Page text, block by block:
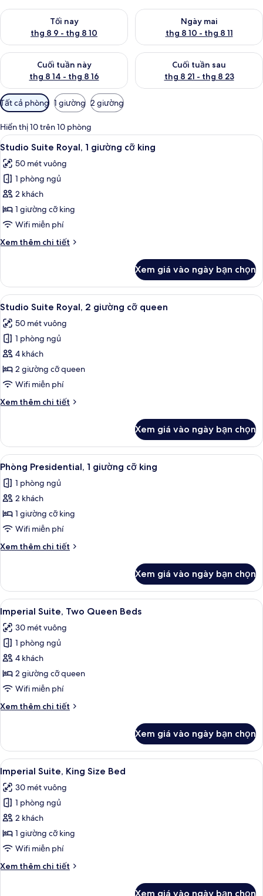
Tối nay
thg 8 9 - thg 8 10
Kiểm tra lượng phòng tối nay từ thg 8 9 - thg 8 10
Ngày mai
thg 8 10 - thg 8 11
Kiểm tra lượng phòng ngày
Cuối tuần này
thg 8 14 - thg 8 16
Kiểm tra lượng phòng cuối tuần này từ thg 8 14 - thg 8 16
Cuối tuần sau
thg 8 21 - thg 8 23
Kiểm tra lượng phòng cuối
Bộ
lọc
có
thể
dùng
để
lọc
tìm
phòng
Tất cả phòng 1 giường 2 giường
Hiển thị 10 trên 10 phòng
Xem
tất
cả
ảnh
Studio
Suite
Royal,
giường
Studio Suite Royal, 1 giường cỡ
2
Studio Suite Royal, 1 giường cỡ king
50 mét vuông
1 phòng ngủ
2 khách
1 giường cỡ king
Wifi miễn phí
Xem thêm chi tiết
Chi
Studio
Suite
Royal,
giường
cỡ
Xem giá vào ngày bạn chọn
Xem
tất
cả
ảnh
Studio
Suite
Royal,
giường
Studio Suite Royal, 2 giường cỡ
4
Studio Suite Royal, 2 giường cỡ queen
50 mét vuông
1 phòng ngủ
4 khách
2 giường cỡ queen
Wifi miễn phí
Xem thêm chi tiết
Chi
Studio
Suite
Royal,
giường
cỡ
Xem giá vào ngày bạn chọn
Xem
tất
cả
ảnh
Phòng
Presidential,
1
giường
king
Phòng Presidential, 1 giường cỡ
6
Phòng Presidential, 1 giường cỡ king
1 phòng ngủ
2 khách
1 giường cỡ king
Wifi miễn phí
Xem thêm chi tiết
Chi
Phòng
Presidential,
1
giường
cỡ
king
Xem giá vào ngày bạn chọn
Xem
tất
cả
ảnh
Imperial
Suite,
Two
Beds
Imperial Suite, Two Queen Beds |
2
Imperial Suite, Two Queen Beds
30 mét vuông
1 phòng ngủ
4 khách
2 giường cỡ queen
Wifi miễn phí
Xem thêm chi tiết
Chi
Imperial
Suite,
Two
Queen
Beds
Xem giá vào ngày bạn chọn
Xem
tất
cả
ảnh
Imperial
Suite,
King
Bed
Imperial Suite, King Size Bed | Bộ
4
Imperial Suite, King Size Bed
30 mét vuông
1 phòng ngủ
2 khách
1 giường cỡ king
Wifi miễn phí
Xem thêm chi tiết
Chi
Xem giá vào ngày bạn chọn